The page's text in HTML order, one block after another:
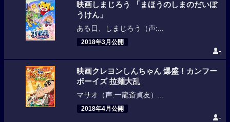
映画しまじろう 「まほうのしまのだいぼ
うけん」
ある日、しまじろう（声:...
2018年3月公開
-
映画クレヨンしんちゃん 爆盛！カンフー
ボーイズ 拉麺大乱
マサオ（声:一龍斎貞友）...
2018年4月公開
-